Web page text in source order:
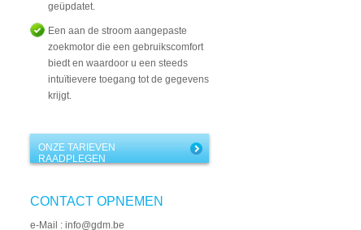
geüpdatet.
Een aan de stroom aangepaste
zoekmotor die een gebruikscomfort
biedt en waardoor u een steeds
intuïtievere toegang tot de gegevens
krijgt.
ONZE TARIEVEN
RAADPLEGEN
CONTACT OPNEMEN
e-Mail : info@gdm.be